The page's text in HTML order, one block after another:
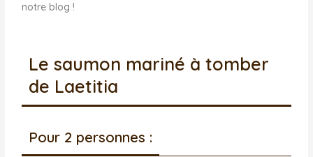
notre blog !
Le saumon mariné à tomber
de Laetitia
Pour 2 personnes :